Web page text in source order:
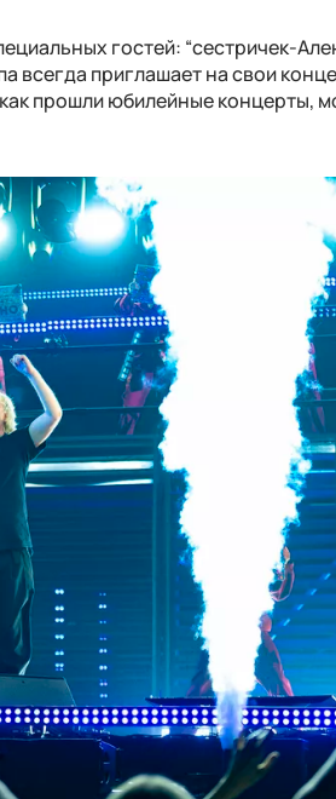
гостей: “сестричек-
всегда приглашает на свои
прошли юбилейные концерты,